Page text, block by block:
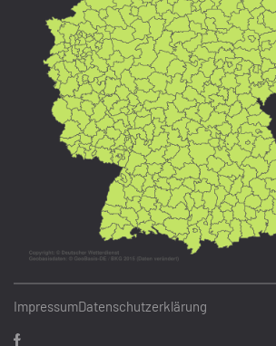
ImpressumDatenschutzerklärung